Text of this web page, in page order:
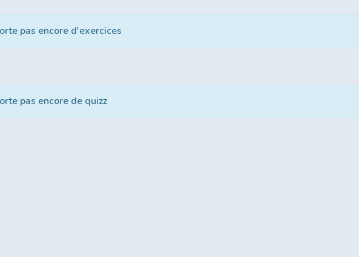
pas encore d'exercices
pas encore de quizz